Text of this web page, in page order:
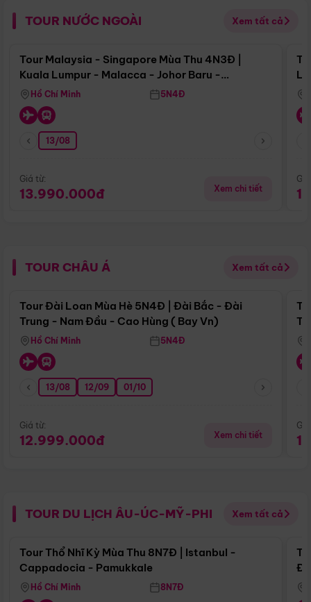
TOUR NƯỚC NGOÀI Xem tất cả
Điểm nổi bật
Tour Malaysia - Singapore Mùa Thu 4N3Đ |
Kuala Lumpur - Malacca - Johor Baru -
Singapore
Hồ Chí Minh 5N4Đ
13/08
Giá từ:
13.990.000đ Xem chi tiết
TOUR CHÂU Á Xem tất cả
Điểm nổi bật
Tour Đài Loan Mùa Hè 5N4Đ | Đài Bắc - Đài
Trung - Nam Đầu - Cao Hùng ( Bay Vn)
Hồ Chí Minh 5N4Đ
13/08 12/09 01/10
Giá từ:
12.999.000đ Xem chi tiết
TOUR DU LỊCH ÂU-ÚC-MỸ-PHI Xem tất cả
Điểm nổi bật
Tour Thổ Nhĩ Kỳ Mùa Thu 8N7Đ | Istanbul -
Cappadocia - Pamukkale
Hồ Chí Minh 8N7Đ